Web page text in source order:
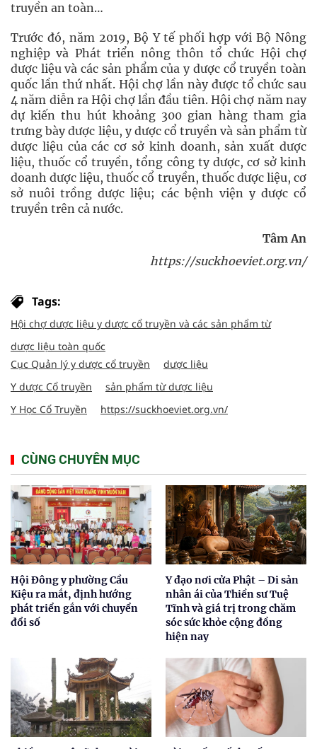
truyền an toàn…
Trước đó, năm 2019, Bộ Y tế phối hợp với Bộ Nông
nghiệp và Phát triển nông thôn tổ chức Hội chợ
dược liệu và các sản phẩm của y dược cổ truyền toàn
quốc lần thứ nhất. Hội chợ lần này được tổ chức sau
4 năm diễn ra Hội chợ lần đầu tiên. Hội chợ năm nay
dự kiến thu hút khoảng 300 gian hàng tham gia
trưng bày dược liệu, y dược cổ truyền và sản phẩm từ
dược liệu của các cơ sở kinh doanh, sản xuất dược
liệu, thuốc cổ truyền, tổng công ty dược, cơ sở kinh
doanh dược liệu, thuốc cổ truyền, thuốc dược liệu, cơ
sở nuôi trồng dược liệu; các bệnh viện y dược cổ
truyền trên cả nước.
Tâm An
https://suckhoeviet.org.vn/
Tags:
Hội chợ dược liệu y dược cổ truyền và các sản phẩm từ
dược liệu toàn quốc
Cục Quản lý y dược cổ truyền
dược liệu
Y dược Cổ truyền
sản phẩm từ dược liệu
Y Học Cổ Truyền
https://suckhoeviet.org.vn/
CÙNG CHUYÊN MỤC
Hội Đông y phường Cầu
Kiệu ra mắt, định hướng
phát triển gắn với chuyển
đổi số
Y đạo nơi cửa Phật – Di sản
nhân ái của Thiền sư Tuệ
Tĩnh và giá trị trong chăm
sóc sức khỏe cộng đồng
hiện nay